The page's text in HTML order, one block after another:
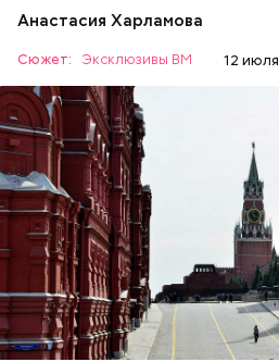
Анастасия Харламова
Сюжет: Эксклюзивы ВМ 12
Красная площадь считается
достопримечательностью
первую очередь стремятся
увидеть Московский Кремль,
Блаженного и Мавзолей.
символ не только столицы,
связана огромная часть
1990 году комплекс
площади были включены в
Всемирного культурного
ОТДЫХ МОСКВА